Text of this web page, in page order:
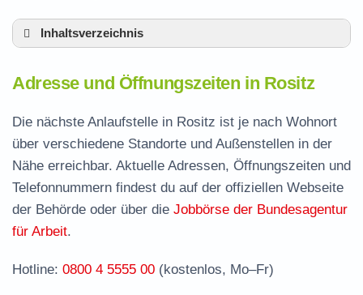
Inhaltsverzeichnis
Leistungen der Arbeitsvermittlung in Rositz
Termin vereinbaren und Bürgergeld beantragen
Jobcenter Altenburger Land – zuständige
Stelle
Stellenangebote und Jobbörse in Rositz
Häufige Fragen rund ums Jobcenter
Adresse und Öffnungszeiten in Rositz
Die nächste Anlaufstelle in Rositz ist je nach Wohnort
über verschiedene Standorte und Außenstellen in der
Nähe erreichbar. Aktuelle Adressen, Öffnungszeiten und
Telefonnummern findest du auf der offiziellen Webseite
der Behörde oder über die Jobbörse der Bundesagentur
für Arbeit.
Hotline: 0800 4 5555 00 (kostenlos, Mo–Fr)